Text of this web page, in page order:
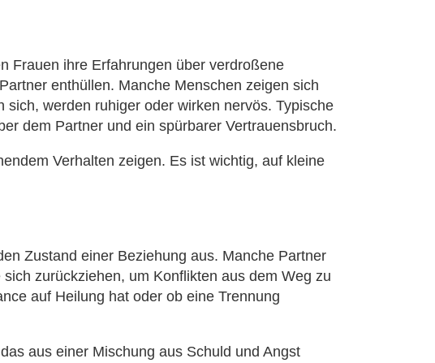
Frauen ihre Erfahrungen über verdroßene
enthüllen. Manche Menschen zeigen sich
werden ruhiger oder wirken nervös. Typische
dem Partner und ein spürbarer Vertrauensbruch.
Verhalten zeigen. Es ist wichtig, auf kleine
Zustand einer Beziehung aus. Manche Partner
zurückziehen, um Konflikten aus dem Weg zu
auf Heilung hat oder ob eine Trennung
aus einer Mischung aus Schuld und Angst